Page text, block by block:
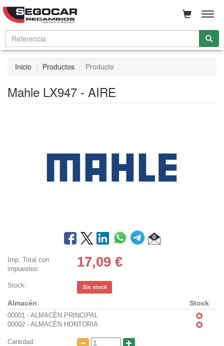
Inicio Productos Producto
Mahle LX947 - AIRE
Imp. Total con
impuestos:
17,09 €
Stock: Sin stock
Almacén Stock
00001 - ALMACÉN PRINCIPAL
00002 - ALMACÉN HONTORIA
Cantidad: